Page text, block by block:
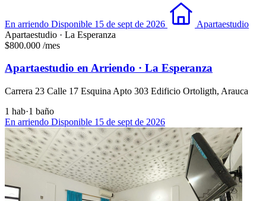
En arriendo Disponible 15 de sept de 2026
Apartaestudio
Apartaestudio · La Esperanza
$800.000 /mes
Apartaestudio en Arriendo · La Esperanza
Carrera 23 Calle 17 Esquina Apto 303 Edificio Ortoligth, Arauca
1 hab·1 baño
En arriendo Disponible 15 de sept de 2026